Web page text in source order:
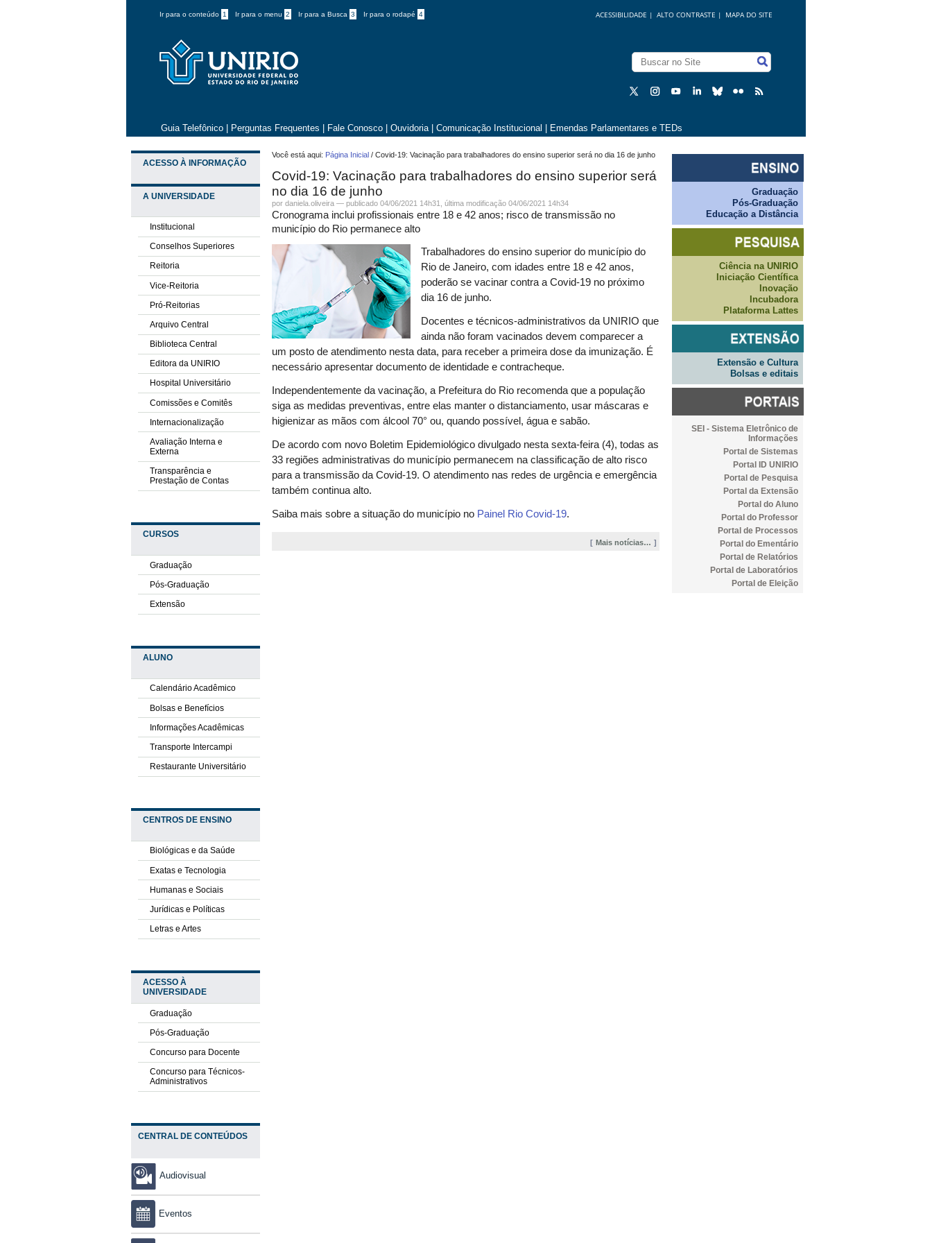
Ir para o conteúdo 1 Ir para o menu 2 Ir para a Busca 3 Ir para o rodapé 4 MAPA DO SITE
ALTO CONTRASTE |
ACESSIBILIDADE |
Guia Telefônico Perguntas Frequentes Fale Conosco Ouvidoria Comunicação Institucional Emendas Parlamentares e TEDs
ACESSO À INFORMAÇÃO
A UNIVERSIDADE
Institucional
Conselhos Superiores
Reitoria
Vice-Reitoria
Pró-Reitorias
Arquivo Central
Biblioteca Central
Editora da UNIRIO
Hospital Universitário
Comissões e Comitês
Internacionalização
Avaliação Interna e
Externa
Transparência e
Prestação de Contas
CURSOS
Graduação
Pós-Graduação
Extensão
ALUNO
Calendário Acadêmico
Bolsas e Benefícios
Informações Acadêmicas
Transporte Intercampi
Restaurante Universitário
CENTROS DE ENSINO
Biológicas e da Saúde
Exatas e Tecnologia
Humanas e Sociais
Jurídicas e Políticas
Letras e Artes
ACESSO À
UNIVERSIDADE
Graduação
Pós-Graduação
Concurso para Docente
Concurso para Técnicos-
Administrativos
CENTRAL DE CONTEÚDOS
Audiovisual
Eventos
Você está aqui: Página Inicial /Covid-19: Vacinação para trabalhadores do ensino superior será no dia 16 de junho
Covid-19: Vacinação para trabalhadores do ensino superior será
no dia 16 de junho
por daniela.oliveira —publicado 04/06/2021 14h31,última modificação 04/06/2021 14h34
Cronograma inclui profissionais entre 18 e 42 anos; risco de transmissão no
município do Rio permanece alto
Trabalhadores do ensino superior do município do
Rio de Janeiro, com idades entre 18 e 42 anos,
poderão se vacinar contra a Covid-19 no próximo
dia 16 de junho.
Docentes e técnicos-administrativos da UNIRIO que
ainda não foram vacinados devem comparecer a
um posto de atendimento nesta data, para receber a primeira dose da imunização. É
necessário apresentar documento de identidade e contracheque.
Independentemente da vacinação, a Prefeitura do Rio recomenda que a população
siga as medidas preventivas, entre elas manter o distanciamento, usar máscaras e
higienizar as mãos com álcool 70° ou, quando possível, água e sabão.
De acordo com novo Boletim Epidemiológico divulgado nesta sexta-feira (4), todas as
33 regiões administrativas do município permanecem na classificação de alto risco
para a transmissão da Covid-19. O atendimento nas redes de urgência e emergência
também continua alto.
Saiba mais sobre a situação do município no Painel Rio Covid-19.
Mais notícias…
Graduação
Pós-Graduação
Educação a Distância
Ciência na UNIRIO
Iniciação Científica
Inovação
Incubadora
Plataforma Lattes
Extensão e Cultura
Bolsas e editais
SEI - Sistema Eletrônico de
Informações
Portal de Sistemas
Portal ID UNIRIO
Portal de Pesquisa
Portal da Extensão
Portal do Aluno
Portal do Professor
Portal de Processos
Portal do Ementário
Portal de Relatórios
Portal de Laboratórios
Portal de Eleição